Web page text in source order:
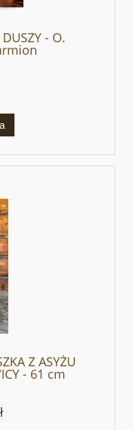
DUSZY - O.
Z ASYŻU
- 61 cm